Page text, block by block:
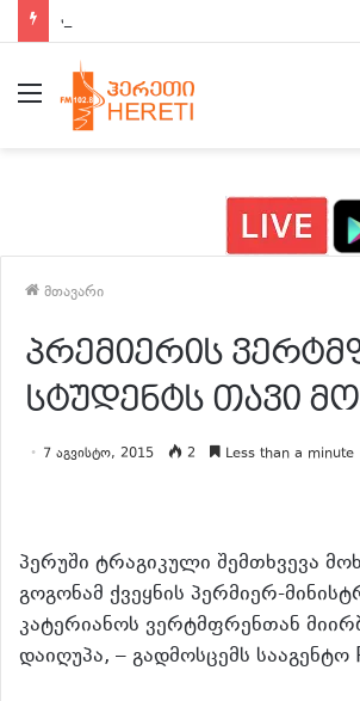
ახალი ამბები 15:00 საათზე
მენიუ
მთავარი
პრემიერის
სტუდენტს თავი
7 აგვისტო, 2015 2 Less than a minute
პერუში ტრაგიკული შემთხვევა
გოგონამ ქვეყნის პერმიერ-
კატერიანოს ვერტმფრენთან
დაიღუპა, – გადმოსცემს სააგენტო